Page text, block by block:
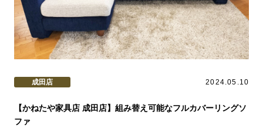
成田店 2024.05.10
【かねたや家具店 成田店】組み替え可能なフルカバーリングソ
ファ